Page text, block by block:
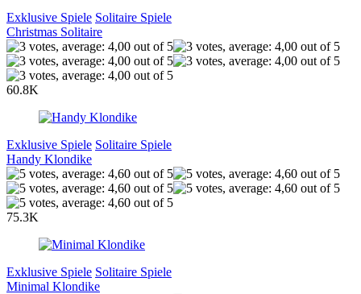
Exklusive Spiele Solitaire Spiele
Christmas Solitaire
60.8K
Exklusive Spiele Solitaire Spiele
Handy Klondike
75.3K
Exklusive Spiele Solitaire Spiele
Minimal Klondike